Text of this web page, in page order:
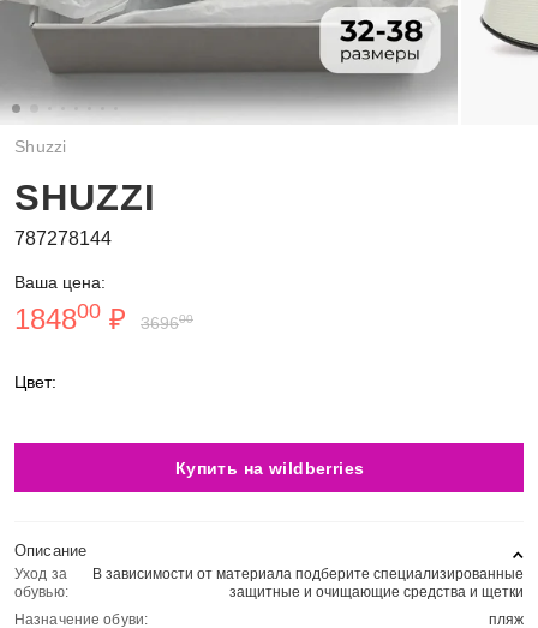
Shuzzi
SHUZZI
787278144
Ваша цена:
184800 ₽ 369600
Цвет:
Купить на wildberries
Описание
Уход за
обувью:
В зависимости от материала подберите специализированные
защитные и очищающие средства и щетки
Назначение обуви:
пляж